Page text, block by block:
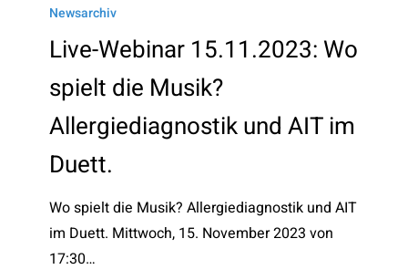
Webinar
15.11.2023:
spielt
Musik?
Allergiediagnostik
Duett.
Newsarchiv
Live-Webinar 15.11.2023: Wo
spielt die Musik?
Allergiediagnostik und AIT im
Duett.
Wo spielt die Musik? Allergiediagnostik und AIT
im Duett. Mittwoch, 15. November 2023 von
17:30…